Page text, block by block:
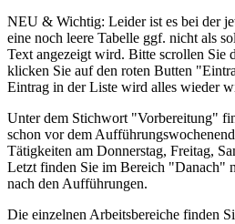
NEU & Wichtig: Leider ist es bei der
eine noch leere Tabelle ggf. nicht als
Text angezeigt wird. Bitte scrollen Sie
klicken Sie auf den roten Butten
Eintrag in der Liste wird alles wieder
Unter dem Stichwort "Vorbereitung"
schon vor dem
Tätigkeiten am Donnerstag, Freitag,
Letzt finden Sie im Bereich "Danach"
nach den Aufführungen.
Die einzelnen Arbeitsbereiche finden